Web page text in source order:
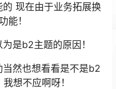
现在由于业务拓展换
能！
是b2主题的原因！
然也想看看是不是b2
想不应啊呀！